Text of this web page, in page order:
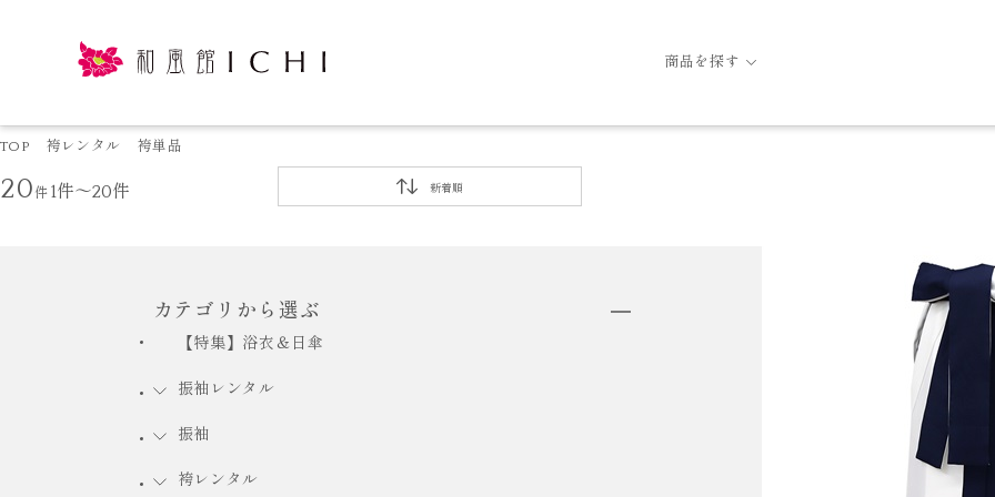
商品を探す
TOP 袴レンタル 袴単品
20件1件～20件 新着順
カテゴリから選ぶ
【特集】浴衣＆日傘
振袖レンタル
振袖
袴レンタル